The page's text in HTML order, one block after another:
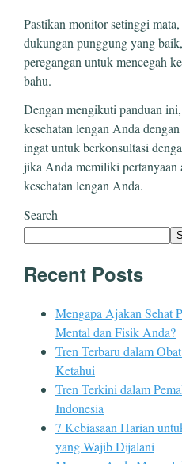
Pastikan monitor setinggi
dukungan punggung yang
peregangan untuk mencegah
bahu.
Dengan mengikuti panduan
kesehatan lengan Anda
ingat untuk berkonsultasi
jika Anda memiliki pertanyaan
kesehatan lengan Anda.
Search
Recent Posts
Mengapa Ajakan Sehat
Mental dan Fisik Anda?
Tren Terbaru dalam
Ketahui
Tren Terkini dalam
Indonesia
7 Kebiasaan Harian
yang Wajib Dijalani